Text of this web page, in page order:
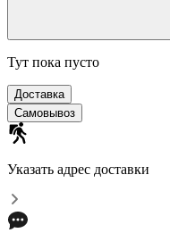
Тут пока пусто
Доставка
Самовывоз
Указать адрес доставки